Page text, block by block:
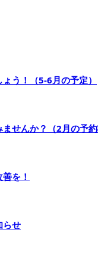
う！（5-6月の予定）
せんか？（2月の予
を！
らせ